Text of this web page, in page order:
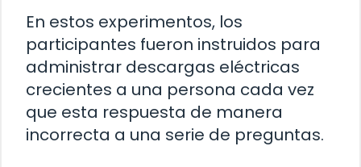
En estos experimentos, los
participantes fueron instruidos para
administrar descargas eléctricas
crecientes a una persona cada vez
que esta respuesta de manera
incorrecta a una serie de preguntas.